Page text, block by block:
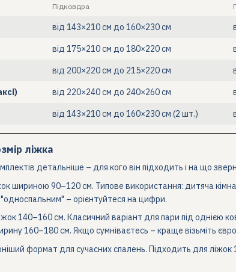
Підковдра
від 143×210 см до 160×230 см
від 175×210 см до 180×220 см
від 200×220 см до 215×220 см
від 220×240 см до 240×260 см
від 143×210 см до 160×230 см (2 шт.)
ліжка
детальніше – для кого він підходить і на що
шириною 90–120 см. Типове використання: дитяча
– орієнтуйтеся на цифри.
140–160 см. Класичний варіант для пари під однією
160–180 см. Якщо сумніваєтесь – краще візьміть
формат для сучасних спалень. Підходить для